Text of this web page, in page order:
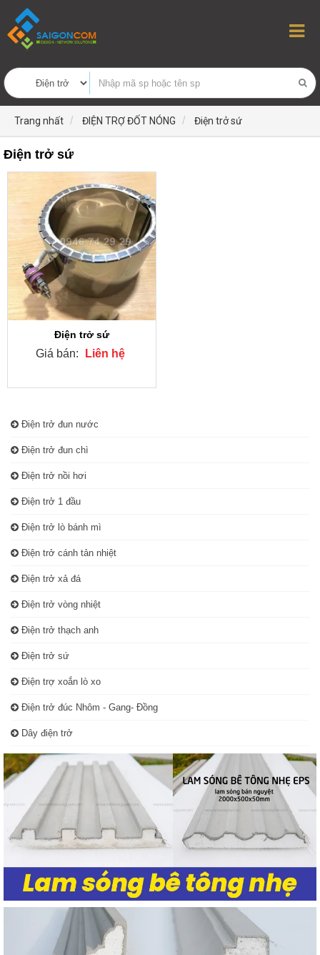
Trang nhất ĐIỆN TRỢ ĐỐT NÓNG Điện trở sứ
Điện trở sứ
Điện trở sứ
Giá bán: Liên hệ
Điện trở đun nước
Điện trở đun chì
Điện trở nồi hơi
Điện trở 1 đầu
Điện trở lò bánh mì
Điện trở cánh tản nhiệt
Điện trở xả đá
Điện trở vòng nhiệt
Điện trở thạch anh
Điện trở sứ
Điện trợ xoắn lò xo
Điện trở đúc Nhôm - Gang- Đồng
Dây điện trở